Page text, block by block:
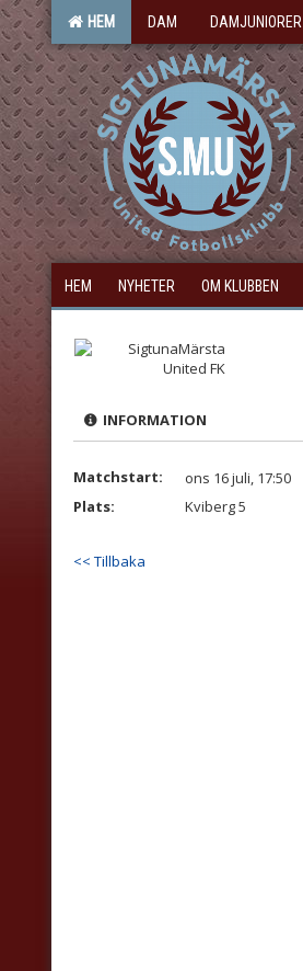
HEM DAM DAMJUNIORER
HEM NYHETER OM KLUBBEN
INFORMATION
Matchstart:
ons 16 juli, 17:50
Plats:
Kviberg 5
<< Tillbaka